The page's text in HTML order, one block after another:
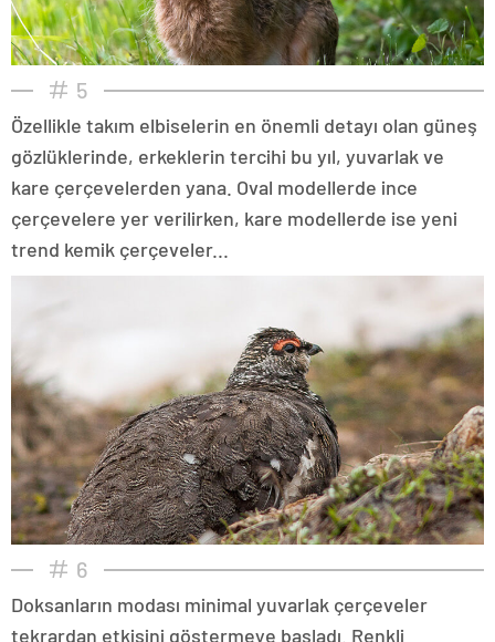
5
Özellikle takım elbiselerin en önemli detayı olan güneş
gözlüklerinde, erkeklerin tercihi bu yıl, yuvarlak ve
kare çerçevelerden yana. Oval modellerde ince
çerçevelere yer verilirken, kare modellerde ise yeni
trend kemik çerçeveler...
6
Doksanların modası minimal yuvarlak çerçeveler
tekrardan etkisini göstermeye başladı. Renkli